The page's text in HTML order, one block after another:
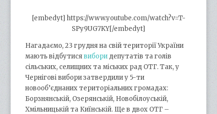
[embedyt] https://www.youtube.com/watch?v=T-
SPy9UG7KY[/embedyt]
Нагадаємо, 23 грудня на свій території України
мають відбутисявибори депутатів та голів
сільських, селищних та міських рад ОТГ. Так, у
Чернігові вибори затвердили у 5-ти
новооб’єднаних територіальних громадах:
Борзнянській, Озерянській, Новобілоуській,
Хмільницькій та Киїнській. Ще в двох ОТГ –